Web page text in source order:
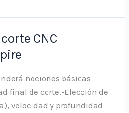
CNC
nociones básicas
final de corte.-Elección de
velocidad y profundidad